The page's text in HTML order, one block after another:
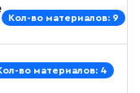
Кол-во материалов: 9
во материалов: 4